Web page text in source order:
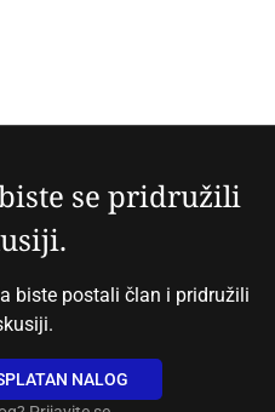
se pridružili
biste postali član i pridružili
NALOG